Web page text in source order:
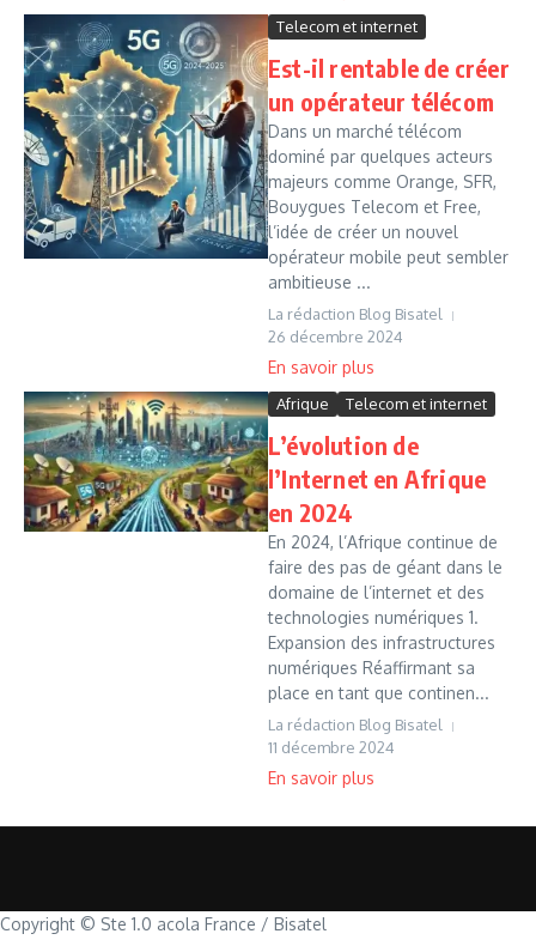
Telecom et internet
Est-il rentable de créer
un opérateur télécom
Dans un marché télécom
dominé par quelques acteurs
majeurs comme Orange, SFR,
Bouygues Telecom et Free,
l’idée de créer un nouvel
opérateur mobile peut sembler
ambitieuse ...
La rédaction Blog Bisatel
26 décembre 2024
Afrique Telecom et internet
L’évolution de
l’Internet en Afrique
en 2024
En 2024, l’Afrique continue de
faire des pas de géant dans le
domaine de l’internet et des
technologies numériques 1.
Expansion des infrastructures
numériques Réaffirmant sa
place en tant que continen...
La rédaction Blog Bisatel
11 décembre 2024
Copyright © Ste 1.0 acola France / Bisatel